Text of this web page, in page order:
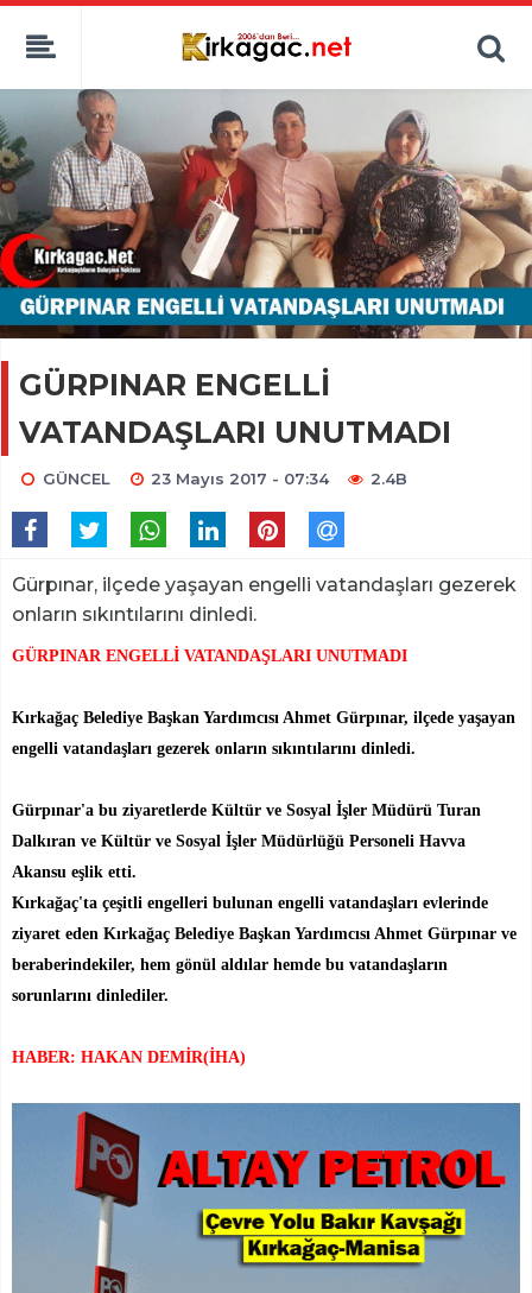
GÜRPINAR ENGELLİ
VATANDAŞLARI UNUTMADI
GÜNCEL 23 Mayıs 2017 - 07:34 2.4B
Gürpınar, ilçede yaşayan engelli vatandaşları gezerek
onların sıkıntılarını dinledi.
GÜRPINAR ENGELLİ VATANDAŞLARI UNUTMADI
Kırkağaç Belediye Başkan Yardımcısı Ahmet Gürpınar, ilçede yaşayan
engelli vatandaşları gezerek onların sıkıntılarını dinledi.
Gürpınar'a bu ziyaretlerde Kültür ve Sosyal İşler Müdürü Turan
Dalkıran ve Kültür ve Sosyal İşler Müdürlüğü Personeli Havva
Akansu eşlik etti.
Kırkağaç'ta çeşitli engelleri bulunan engelli vatandaşları evlerinde
ziyaret eden Kırkağaç Belediye Başkan Yardımcısı Ahmet Gürpınar ve
beraberindekiler, hem gönül aldılar hemde bu vatandaşların
sorunlarını dinlediler.
HABER: HAKAN DEMİR(İHA)